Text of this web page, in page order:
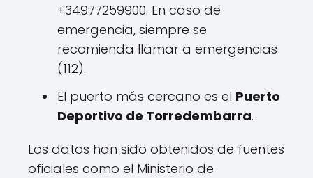
+34977259900. En caso de
emergencia, siempre se
recomienda llamar a emergencias
(112).
El puerto más cercano es el Puerto
Deportivo de Torredembarra.
Los datos han sido obtenidos de fuentes
oficiales como el Ministerio de